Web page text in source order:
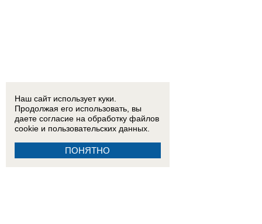
Наш сайт использует куки.
Продолжая его использовать, вы
даете согласие на обработку файлов
cookie и пользовательских данных.
ПОНЯТНО